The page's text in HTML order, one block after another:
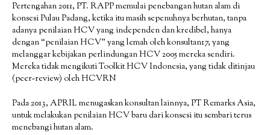
Pertengahan 2011, PT. RAPP memulai penebangan hutan alam di
konsesi Pulau Padang, ketika itu masih sepenuhnya berhutan, tanpa
adanya penilaian HCV yang independen dan kredibel, hanya
dengan “penilaian HCV” yang lemah oleh konsultan17, yang
melanggar kebijakan perlindungan HCV 2005 mereka sendiri.
Mereka tidak mengikuti Toolkit HCV Indonesia, yang tidak ditinjau
(peer-review) oleh HCVRN
Pada 2013, APRIL menugaskan konsultan lainnya, PT Remarks Asia,
untuk melakukan penilaian HCV baru dari konsesi itu sembari terus
menebangi hutan alam.